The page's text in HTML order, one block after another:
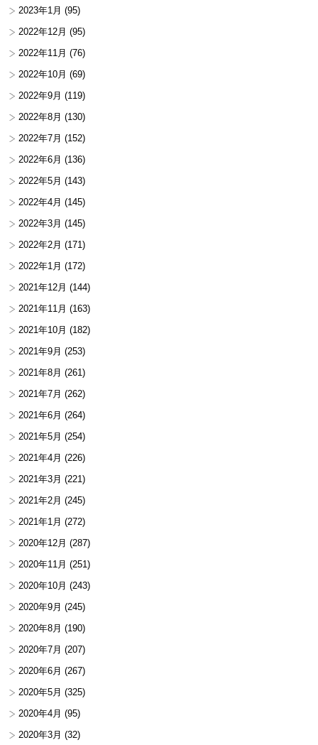
2023年1月 (95)
2022年12月 (95)
2022年11月 (76)
2022年10月 (69)
2022年9月 (119)
2022年8月 (130)
2022年7月 (152)
2022年6月 (136)
2022年5月 (143)
2022年4月 (145)
2022年3月 (145)
2022年2月 (171)
2022年1月 (172)
2021年12月 (144)
2021年11月 (163)
2021年10月 (182)
2021年9月 (253)
2021年8月 (261)
2021年7月 (262)
2021年6月 (264)
2021年5月 (254)
2021年4月 (226)
2021年3月 (221)
2021年2月 (245)
2021年1月 (272)
2020年12月 (287)
2020年11月 (251)
2020年10月 (243)
2020年9月 (245)
2020年8月 (190)
2020年7月 (207)
2020年6月 (267)
2020年5月 (325)
2020年4月 (95)
2020年3月 (32)